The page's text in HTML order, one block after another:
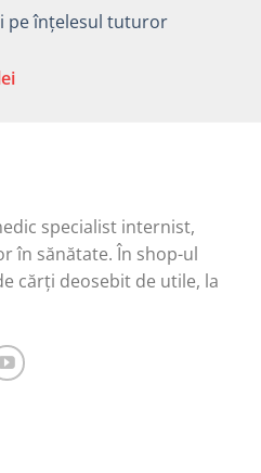
este:
pe înțelesul tuturor
Prețul
specialist internist,
în sănătate. În shop-ul
cărți deosebit de utile, la